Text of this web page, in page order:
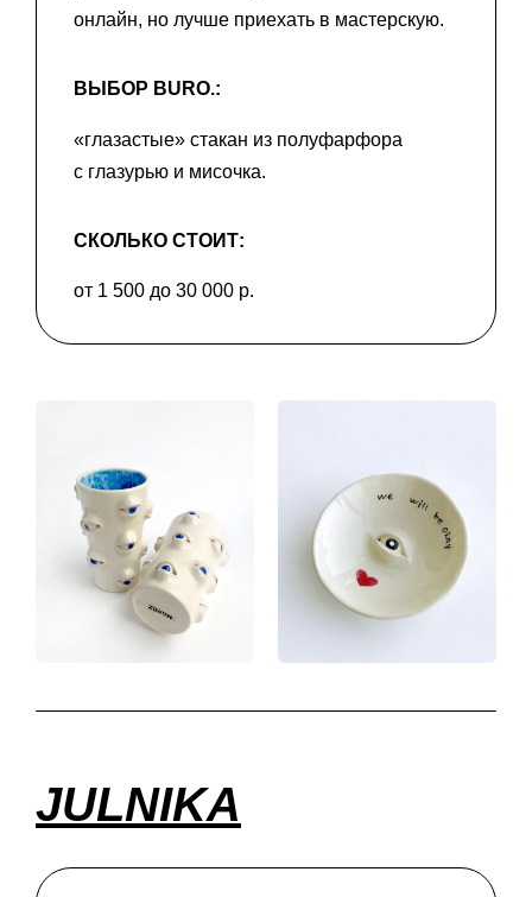
онлайн, но лучше приехать в мастерскую.
ВЫБОР BURO.:
«глазастые» стакан из полуфарфора
с глазурью и мисочка.
СКОЛЬКО СТОИТ:
от 1 500 до 30 000 р.
JULNIKA